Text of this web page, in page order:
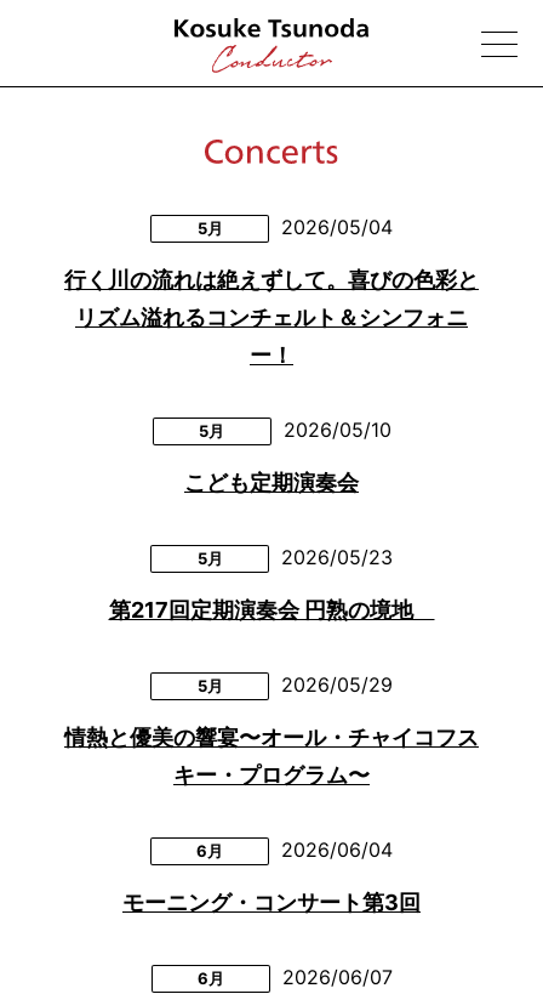
5月 2026/05/04
行く川の流れは絶えずして。喜びの色彩と
リズム溢れるコンチェルト＆シンフォニ
ー！
5月 2026/05/10
こども定期演奏会
5月 2026/05/23
第217回定期演奏会 円熟の境地
5月 2026/05/29
情熱と優美の響宴〜オール・チャイコフス
キー・プログラム〜
6月 2026/06/04
モーニング・コンサート第3回
6月 2026/06/07